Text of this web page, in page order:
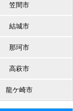
笠間市
結城市
那珂市
高萩市
龍ケ崎市